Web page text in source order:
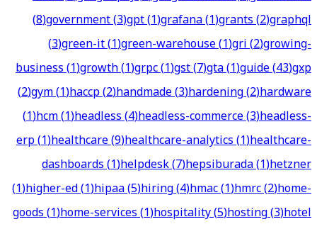
(8)government(3)gpt(1)grafana(1)grants(2)graphql
(3)green-it(1)green-warehouse(1)gri(2)growing-
business(1)growth(1)grpc(1)gst(7)gta(1)guide(43)gxp
(2)gym(1)haccp(2)handmade(3)hardening(2)hardware
(1)hcm(1)headless(4)headless-commerce(3)headless-
erp(1)healthcare(9)healthcare-analytics(1)healthcare-
dashboards(1)helpdesk(7)hepsiburada(1)hetzner
(1)higher-ed(1)hipaa(5)hiring(4)hmac(1)hmrc(2)home-
goods(1)home-services(1)hospitality(5)hosting(3)hotel